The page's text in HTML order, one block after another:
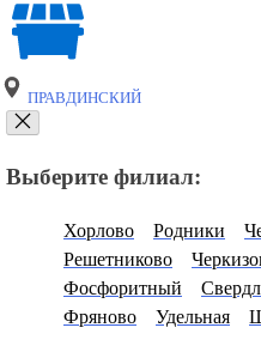
ПРАВДИНСКИЙ
Выберите филиал:
Хорлово Родники
Решетниково
Фосфоритный
Фряново
Удельная